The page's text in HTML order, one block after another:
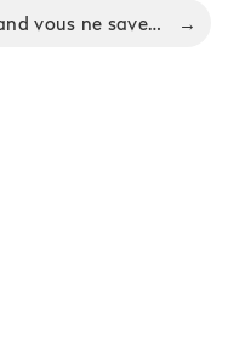
Comment faire les choses quand vous ne savez pas par où commencer →